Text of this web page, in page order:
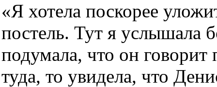
«Я хотела поскорее
постель. Тут я услышала
подумала, что он говорит
туда, то увидела, что